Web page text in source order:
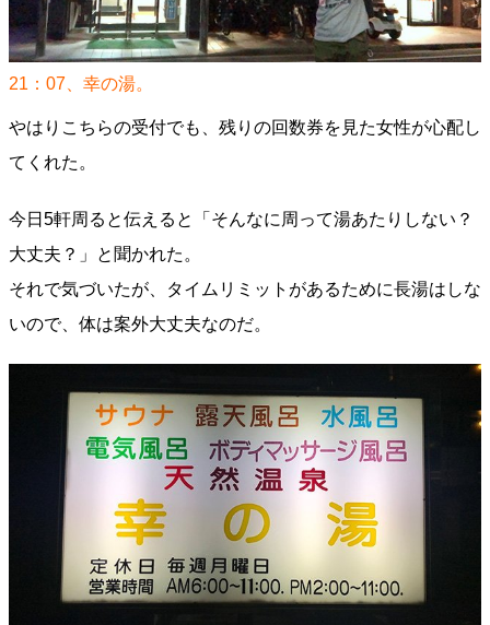
21：07、幸の湯。
やはりこちらの受付でも、残りの回数券を見た女性が心配し
てくれた。
今日5軒周ると伝えると「そんなに周って湯あたりしない？
大丈夫？」と聞かれた。
それで気づいたが、タイムリミットがあるために長湯はしな
いので、体は案外大丈夫なのだ。